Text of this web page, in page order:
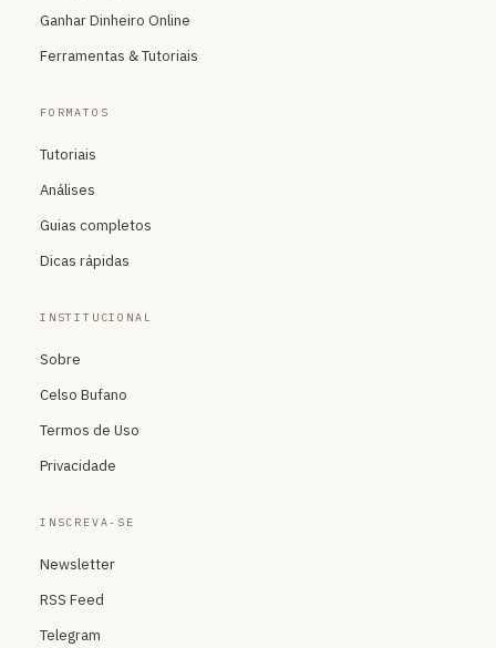
Ganhar Dinheiro Online
Ferramentas & Tutoriais
FORMATOS
Tutoriais
Análises
Guias completos
Dicas rápidas
INSTITUCIONAL
Sobre
Celso Bufano
Termos de Uso
Privacidade
INSCREVA-SE
Newsletter
RSS Feed
Telegram